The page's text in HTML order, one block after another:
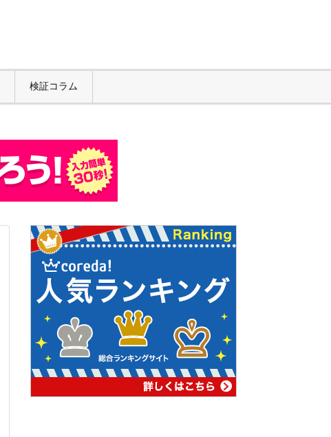
検証コラム